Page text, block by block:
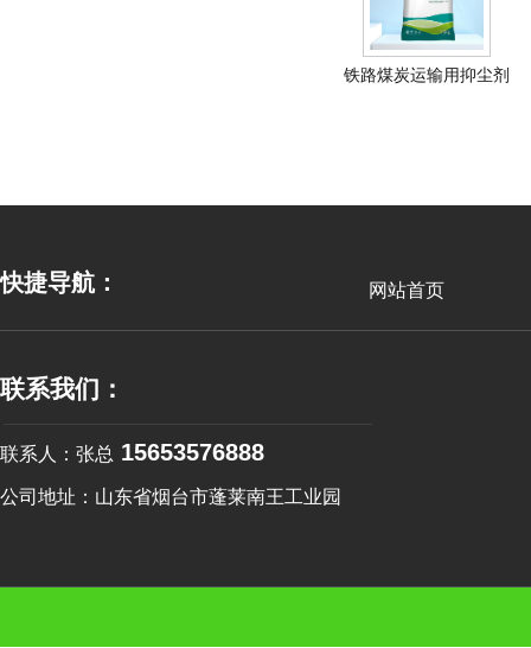
铁路煤炭运输用抑尘剂
快捷导航： 网站首页
联系我们：
联系人：张总 15653576888
公司地址：山东省烟台市蓬莱南王工业园